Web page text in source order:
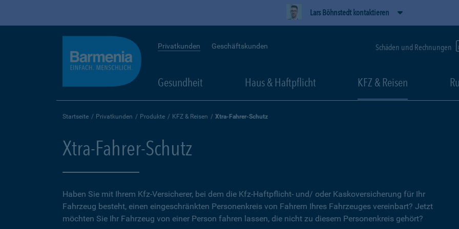
Lars Böhnstedt kontaktieren
Privatkunden Geschäftskunden Schäden und Rechnungen
Gesundheit Haus & Haftpflicht KFZ & Reisen
Startseite Privatkunden Produkte KFZ & Reisen Xtra-Fahrer-Schutz
Xtra-Fahrer-Schutz
Haben Sie mit Ihrem Kfz-Versicherer, bei dem die Kfz-Haftpflicht- und/ oder Kaskoversicherung für Ihr
Fahrzeug besteht, einen eingeschränkten Personenkreis von Fahrern Ihres Fahrzeuges vereinbart? Jetzt
möchten Sie Ihr Fahrzeug von einer Person fahren lassen, die nicht zu diesem Personenkreis gehört?